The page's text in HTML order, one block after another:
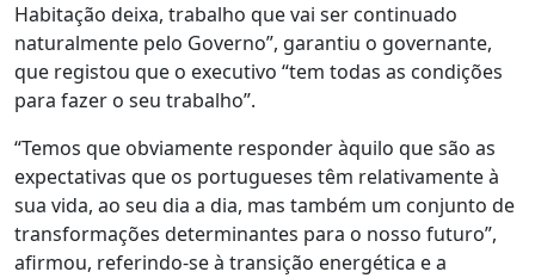
Habitação deixa, trabalho que vai ser continuado
naturalmente pelo Governo”, garantiu o governante,
que registou que o executivo “tem todas as condições
para fazer o seu trabalho”.
“Temos que obviamente responder àquilo que são as
expectativas que os portugueses têm relativamente à
sua vida, ao seu dia a dia, mas também um conjunto de
transformações determinantes para o nosso futuro”,
afirmou, referindo-se à transição energética e a